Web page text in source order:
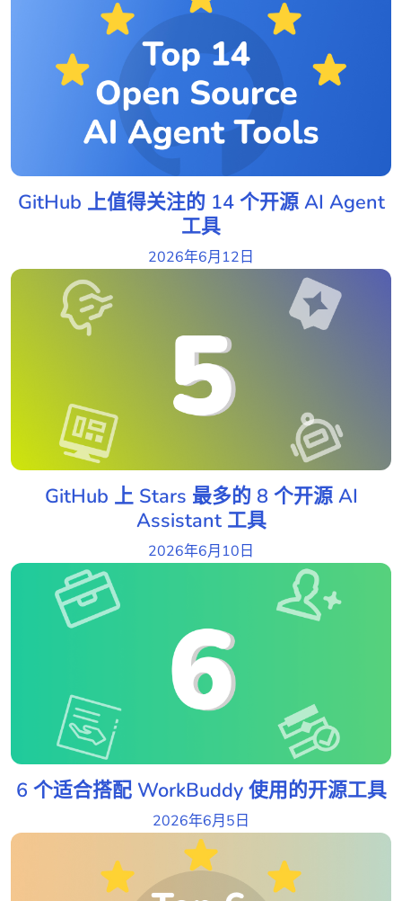
GitHub 上值得关注的 14 个开源 AI Agent
工具
2026年6月12日
GitHub 上 Stars 最多的 8 个开源 AI
Assistant 工具
2026年6月10日
6 个适合搭配 WorkBuddy 使用的开源工具
2026年6月5日